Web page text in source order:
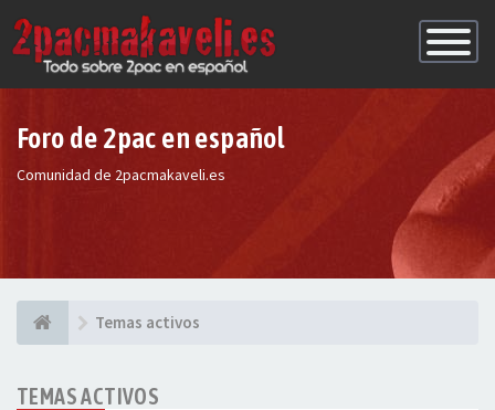
de
Foro de 2pac en español
Comunidad de 2pacmakaveli.es
Temas activos
TEMAS ACTIVOS